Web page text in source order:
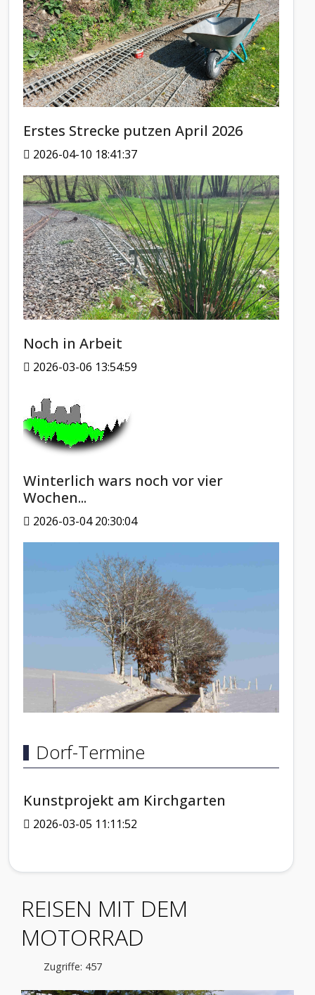
Erstes Strecke putzen April 2026
2026-04-10 18:41:37
Noch in Arbeit
2026-03-06 13:54:59
Winterlich wars noch vor vier
Wochen...
2026-03-04 20:30:04
Dorf-Termine
Kunstprojekt am Kirchgarten
2026-03-05 11:11:52
REISEN MIT DEM
MOTORRAD
Zugriffe: 457